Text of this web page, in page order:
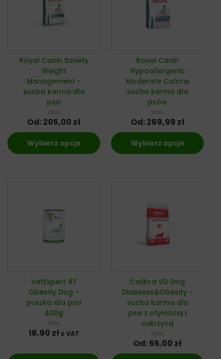
Royal Canin Satiety
Weight
Management –
sucha karma dla
psa
pies
Od:205,00 zł
Wybierz opcje
Royal Canin
Hypoallergenic
Moderate Calorie
sucha karma dla
psów
pies
Od:269,99 zł
Wybierz opcje
VetExpert 4T
Obesity Dog –
puszka dla psa
400g
pies
18,90 zł z VAT
Calibra VD Dog
Diabetes&Obesity –
sucha karma dla
psa z otyłością i
cukrzycą
pies
Od:65,00 zł